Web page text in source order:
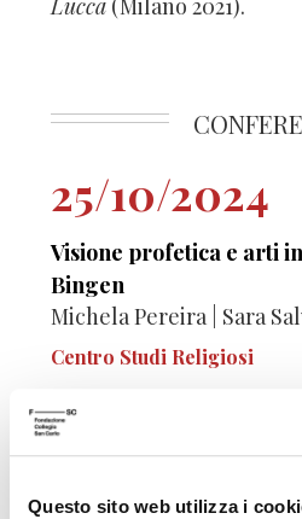
Questo sito web utilizza i
Lucca (Milano 2021).
25/10/2024
Visione profetica e arti
Bingen
Michela Pereira | Sara
Centro Studi Religiosi